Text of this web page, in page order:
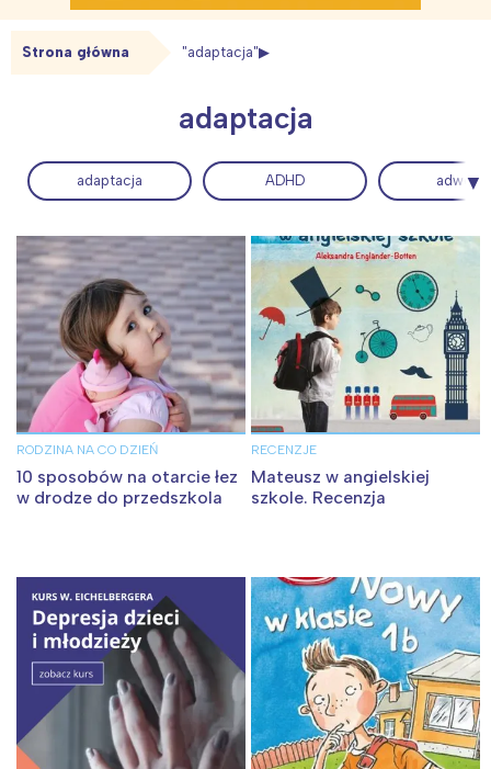
Strona główna "adaptacja"
adaptacja
adaptacja ADHD adwent
RODZINA NA CO DZIEŃ
10 sposobów na otarcie łez
w drodze do przedszkola
RECENZJE
Mateusz w angielskiej
szkole. Recenzja